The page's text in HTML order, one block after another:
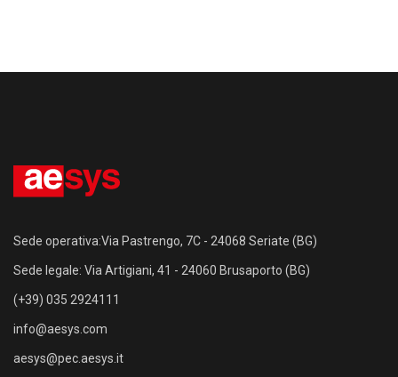
Sede operativa:Via Pastrengo, 7C - 24068 Seriate (BG)
Sede legale: Via Artigiani, 41 - 24060 Brusaporto (BG)
(+39) 035 2924111
info@aesys.com
aesys@pec.aesys.it